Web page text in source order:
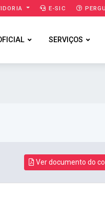
E-SIC
SERVIÇOS
Ver documento do